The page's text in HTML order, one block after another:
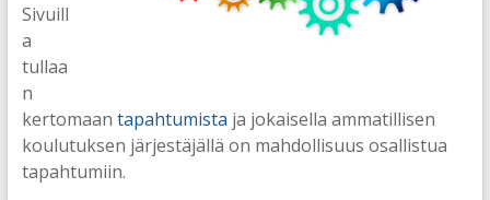
Sivuill
a
tullaa
n
kertomaan tapahtumista ja jokaisella ammatillisen
koulutuksen järjestäjällä on mahdollisuus osallistua
tapahtumiin.